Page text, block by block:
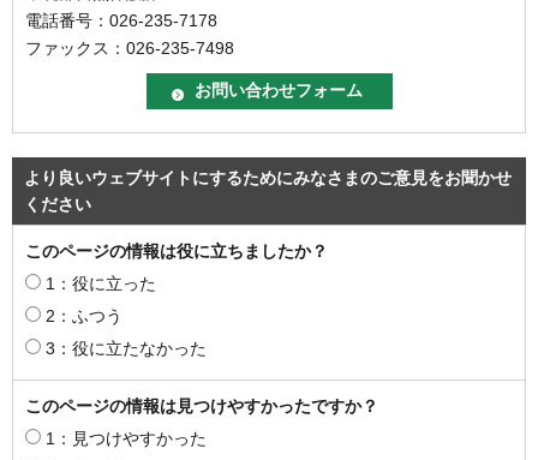
電話番号：026-235-7178
ファックス：026-235-7498
より良いウェブサイトにするためにみなさまのご意見をお聞かせ
ください
このページの情報は役に立ちましたか？
1：役に立った
2：ふつう
3：役に立たなかった
このページの情報は見つけやすかったですか？
1：見つけやすかった